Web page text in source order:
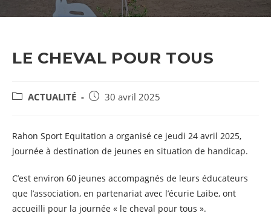
LE CHEVAL POUR TOUS
POSTACTUALITÉ
Post30 avril 2025
Rahon Sport Equitation a organisé ce jeudi 24 avril 2025,
journée à destination de jeunes en situation de handicap.
C’est environ 60 jeunes accompagnés de leurs éducateurs
que l’association, en partenariat avec l’écurie Laibe, ont
accueilli pour la journée « le cheval pour tous ».